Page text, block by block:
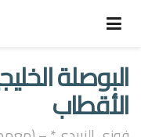
البوصلة
الأقطاب